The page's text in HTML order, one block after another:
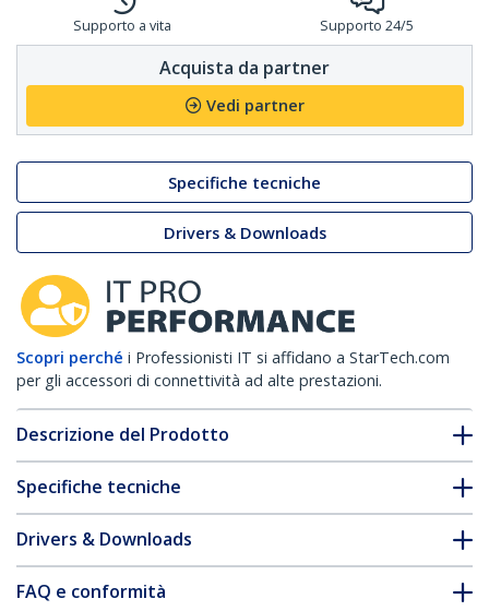
Supporto a vita Supporto 24/5
Acquista da partner
Vedi partner
Specifiche tecniche
Drivers & Downloads
Scopri perché i Professionisti IT si affidano a StarTech.com
per gli accessori di connettività ad alte prestazioni.
Descrizione del Prodotto
Specifiche tecniche
Drivers & Downloads
FAQ e conformità